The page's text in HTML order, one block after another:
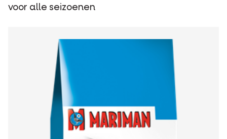
voor alle seizoenen